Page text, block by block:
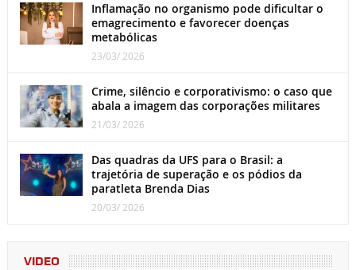
Inflamação no organismo pode dificultar o
emagrecimento e favorecer doenças
metabólicas
23/03/ 2026
Crime, silêncio e corporativismo: o caso que
abala a imagem das corporações militares
21/03/ 2026
Das quadras da UFS para o Brasil: a
trajetória de superação e os pódios da
paratleta Brenda Dias
20/03/ 2026
VIDEO